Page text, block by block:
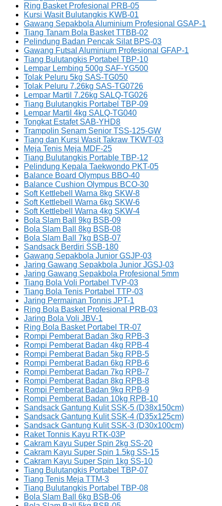
Ring Basket Profesional PRB-05
Kursi Wasit Bulutangkis KWB-01
Gawang Sepakbola Aluminium Profesional GSAP-1
Tiang Tanam Bola Basket TTBB-02
Pelindung Badan Pencak Silat BPS-03
Gawang Futsal Aluminium Profesional GFAP-1
Tiang Bulutangkis Portabel TBP-10
Lempar Lembing 500g SAF-YG500
Tolak Peluru 5kg SAS-TG050
Tolak Peluru 7.26kg SAS-TG0726
Lempar Martil 7.26kg SALQ-TG026
Tiang Bulutangkis Portabel TBP-09
Lempar Martil 4kg SALQ-TG040
Tongkat Estafet SAB-YHD8
Trampolin Senam Senior TSS-125-GW
Tiang dan Kursi Wasit Takraw TKWT-03
Meja Tenis Meja MDF-25
Tiang Bulutangkis Portable TBP-12
Pelindung Kepala Taekwondo PKT-05
Balance Board Olympus BBO-40
Balance Cushion Olympus BCO-30
Soft Kettlebell Warna 8kg SKW-8
Soft Kettlebell Warna 6kg SKW-6
Soft Kettlebell Warna 4kg SKW-4
Bola Slam Ball 9kg BSB-09
Bola Slam Ball 8kg BSB-08
Bola Slam Ball 7kg BSB-07
Sandsack Berdiri SSB-180
Gawang Sepakbola Junior GSJP-03
Jaring Gawang Sepakbola Junior JGSJ-03
Jaring Gawang Sepakbola Profesional 5mm
Tiang Bola Voli Portabel TVP-03
Tiang Bola Tenis Portabel TTP-03
Jaring Permainan Tonnis JPT-1
Ring Bola Basket Profesional PRB-03
Jaring Bola Voli JBV-1
Ring Bola Basket Portabel TR-07
Rompi Pemberat Badan 3kg RPB-3
Rompi Pemberat Badan 4kg RPB-4
Rompi Pemberat Badan 5kg RPB-5
Rompi Pemberat Badan 6kg RPB-6
Rompi Pemberat Badan 7kg RPB-7
Rompi Pemberat Badan 8kg RPB-8
Rompi Pemberat Badan 9kg RPB-9
Rompi Pemberat Badan 10kg RPB-10
Sandsack Gantung Kulit SSK-5 (D38x150cm)
Sandsack Gantung Kulit SSK-4 (D35x125cm)
Sandsack Gantung Kulit SSK-3 (D30x100cm)
Raket Tonnis Kayu RTK-03P
Cakram Kayu Super Spin 2kg SS-20
Cakram Kayu Super Spin 1.5kg SS-15
Cakram Kayu Super Spin 1kg SS-10
Tiang Bulutangkis Portabel TBP-07
Tiang Tenis Meja TTM-3
Tiang Bulutangkis Portabel TBP-08
Bola Slam Ball 6kg BSB-06